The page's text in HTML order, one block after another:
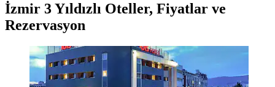
İzmir 3 Yıldızlı Oteller, Fiyatlar ve
Rezervasyon